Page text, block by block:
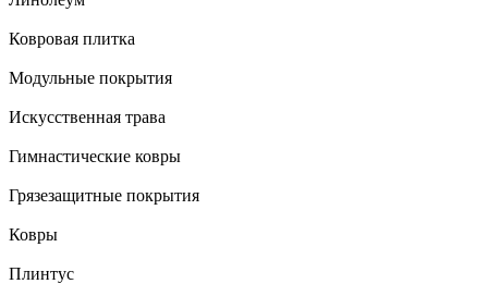
Ковровая плитка
Модульные покрытия
Искусственная трава
Гимнастические ковры
Грязезащитные покрытия
Ковры
Плинтус